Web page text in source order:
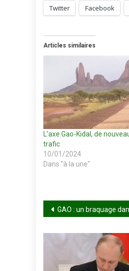
Twitter Facebook
Articles similaires
L’axe Gao-Kidal, de
trafic
10/01/2024
Dans "à la une"
Navigation
de
GAO : un braquage dans la maison d’un opérateur économique échoue